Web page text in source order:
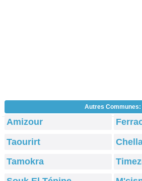
Autres Communes:
Amizour
Taourirt
Tamokra